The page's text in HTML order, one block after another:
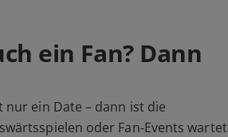
ein Fan? Dann
ein Date – dann ist die
oder Fan‑Events wartet